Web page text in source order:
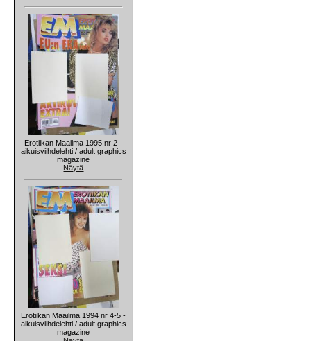
Erotiikan Maailma 1995 nr 2 -
aikuisviihdelehti / adult graphics
magazine
Näytä
Erotiikan Maailma 1994 nr 4-5 -
aikuisviihdelehti / adult graphics
magazine